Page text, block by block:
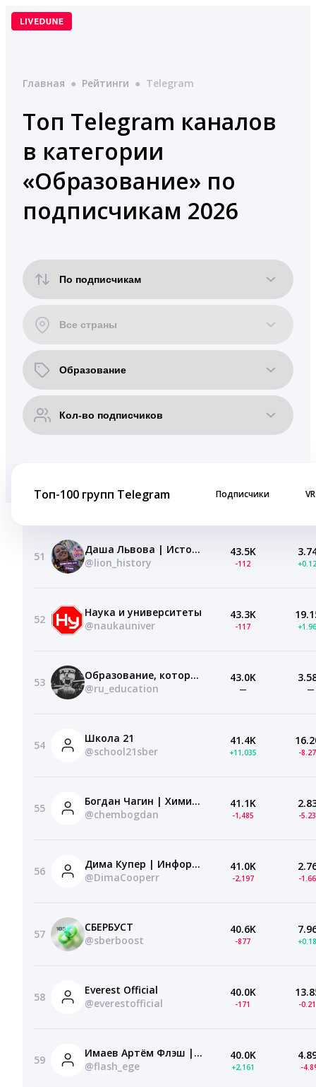
Перейти
Главная ● Рейтинги ● Telegram
Топ Telegram каналов
в категории
«Образование» по
подписчикам 2026
Топ-100 групп Telegram Подписчики VR
51
Даша Львова | История ОГЭ 2027 | Львиные истории | Умскул
@lion_history
43.5K
-112
52
Наука и университеты
@naukauniver
43.3K
-117
53
Образование, которое мы заслужили
@ru_education
43.0K
— —
54
Школа 21
@school21sber
41.4K
+11,035 -
55
Богдан Чагин | Химия ЕГЭ 2027 | Водород к браткам | Умскул
@chembogdan
41.1K
-1,485 -
56
Дима Купер | Информатика ОГЭ 2027 | Эксперт на связи | Умскул
@DimaCooperr
41.0K
-2,197 -
57
СБЕРБУСТ
@sberboost
40.6K
-877
58
Everest Official
@everestofficial
40.0K
-171 -
59
Имаев Артём Флэш | Информатика ЕГЭ | 100балльный репетитор
@flash_ege
40.0K
+2,161 -